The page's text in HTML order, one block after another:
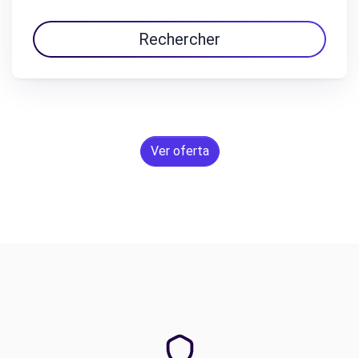
Rechercher
Ver oferta